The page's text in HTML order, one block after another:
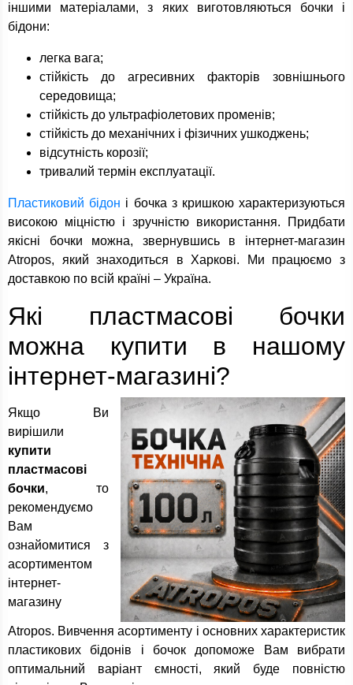
іншими матеріалами, з яких виготовляються бочки і
бідони:
легка вага;
стійкість до агресивних факторів зовнішнього
середовища;
стійкість до ультрафіолетових променів;
стійкість до механічних і фізичних ушкоджень;
відсутність корозії;
тривалий термін експлуатації.
Пластиковий бідон і бочка з кришкою характеризуються
високою міцністю і зручністю використання. Придбати
якісні бочки можна, звернувшись в інтернет-магазин
Atropos, який знаходиться в Харкові. Ми працюємо з
доставкою по всій країні – Україна.
Які пластмасові бочки
можна купити в нашому
інтернет-магазині?
Якщо Ви
вирішили
купити
пластмасові
бочки, то
рекомендуємо
Вам
ознайомитися з
асортиментом
інтернет-
магазину
Atropos. Вивчення асортименту і основних характеристик
пластикових бідонів і бочок допоможе Вам вибрати
оптимальний варіант ємності, який буде повністю